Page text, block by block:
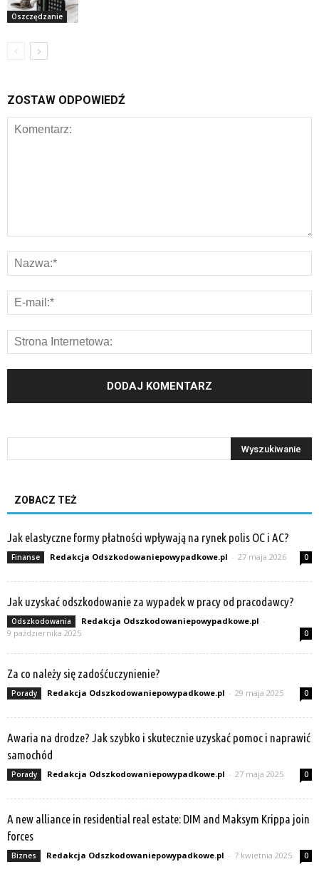
Oszczędzanie
ZOSTAW ODPOWIEDŹ
ZOBACZ TEŻ
Jak elastyczne formy płatności wpływają na rynek polis OC i AC?
Finanse Redakcja Odszkodowaniepowypadkowe.pl - 27 maja 2026 0
Jak uzyskać odszkodowanie za wypadek w pracy od pracodawcy?
Odszkodowania Redakcja Odszkodowaniepowypadkowe.pl -
9 października 2025
0
Za co należy się zadośćuczynienie?
Porady Redakcja Odszkodowaniepowypadkowe.pl - 29 maja 2025 0
Awaria na drodze? Jak szybko i skutecznie uzyskać pomoc i naprawić
samochód
Porady Redakcja Odszkodowaniepowypadkowe.pl - 27 maja 2025 0
A new alliance in residential real estate: DIM and Maksym Krippa join
forces
Biznes Redakcja Odszkodowaniepowypadkowe.pl - 7 kwietnia 2025 0